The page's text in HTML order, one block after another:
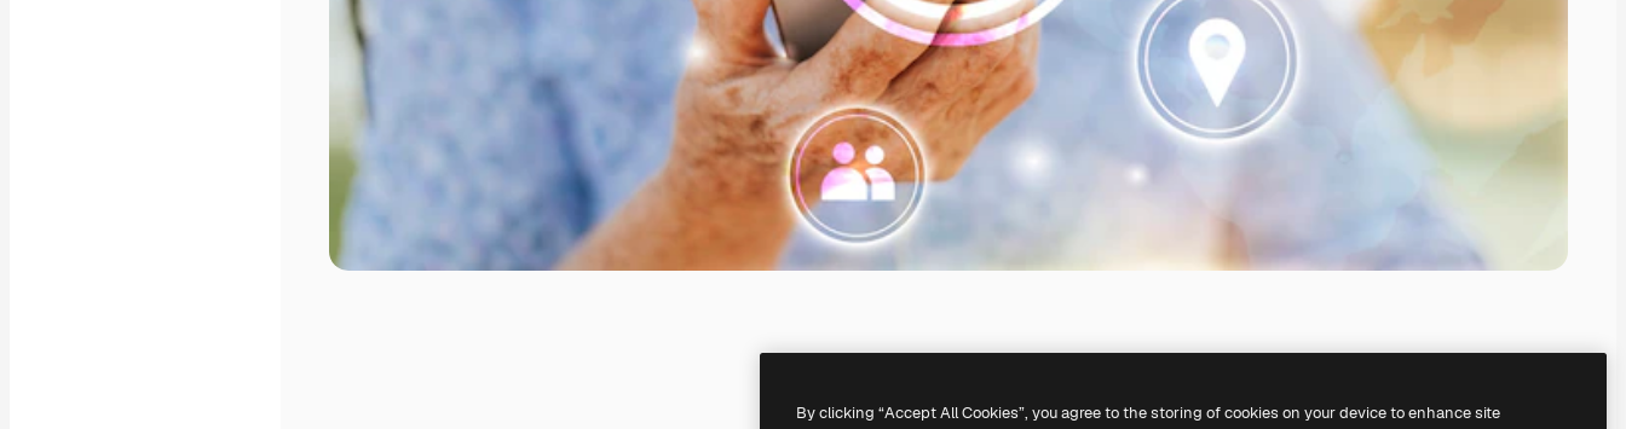
By clicking “Accept All Cookies”, you agree to the storing of cookies on your device to enhance site